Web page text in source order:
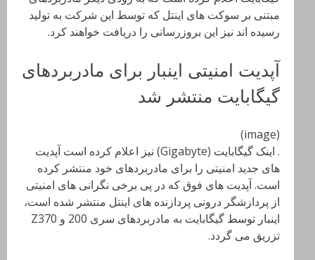
مبتنی بر سوکت های اینتل که توسط این شرکت به تولید
رسیده اند نیز این بروزرسانی را دریافت خواهند کرد.
آپدیت امنیتی اینبار برای مادربردهای
گیگابایت منتشر شد
(image)
. اینک گیگابایت (Gigabyte) نیز اعلام کرده است آپدیت
های جدید امنیتی را برای مادربردهای خود منتشر کرده
است. آپدیت های فوق که در پی برخی نگرانی های امنیتی
از پردازشگر درونی پردازنده های اینتل منتشر شده است،
اینبار توسط گیگابایت به مادربردهای سری 200 و Z370
تزریق می گردد.